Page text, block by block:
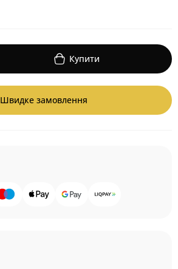
Купити
Швидке замовлення